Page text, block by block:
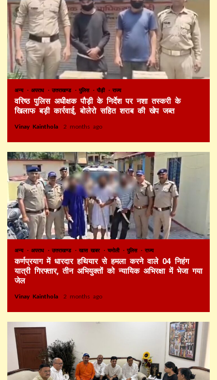
अन्य अपराध उत्तराखण्ड पुलिस पौड़ी राज्य
वरिष्ठ पुलिस अधीक्षक पौड़ी के निर्देश पर नशा तस्करी के
खिलाफ बड़ी कार्रवाई, बोलेरो सहित शराब की खेप जब्त
Vinay Kainthola 2 months ago
अन्य अपराध उत्तराखण्ड खास खबर चमोली पुलिस राज्य
कर्णप्रयाग में धारदार हथियार से हमला करने वाले 04 निहंग
यात्री गिरफ्तार, तीन अभियुक्तों को न्यायिक अभिरक्षा में भेजा गया
जेल
Vinay Kainthola 2 months ago